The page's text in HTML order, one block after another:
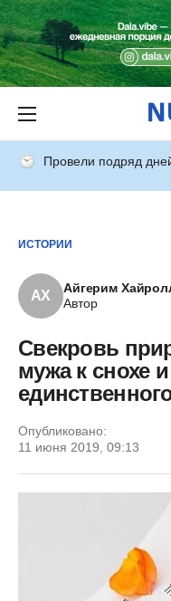
Провели подряд
ИСТОРИИ
АХ
Айгерим
Автор
Свекровь
мужа к снохе
Опубликовано:
11 июня 2019, 09:13